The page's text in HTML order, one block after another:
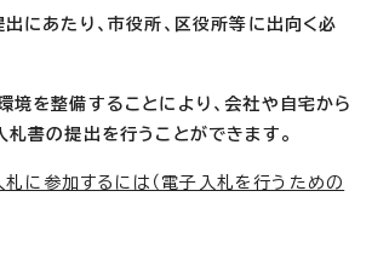
にあたり、市役所、区役所等に出向く必
境を整備することにより、会社や自宅から
札書の提出を行うことができます。
に参加するには（電子入札を行うための